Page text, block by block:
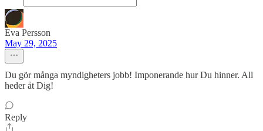
Eva Persson
May 29, 2025
Du gör många myndigheters jobb! Imponerande hur Du hinner. All
heder åt Dig!
Reply